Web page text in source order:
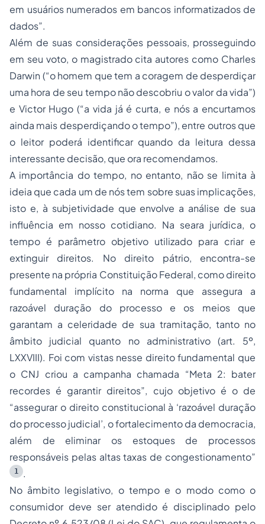
em usuários numerados em bancos informatizados de
dados”.
Além de suas considerações pessoais, prosseguindo
em seu voto, o magistrado cita autores como Charles
Darwin (“o homem que tem a coragem de desperdiçar
uma hora de seu tempo não descobriu o valor da vida”)
e Victor Hugo (“a vida já é curta, e nós a encurtamos
ainda mais desperdiçando o tempo”), entre outros que
o leitor poderá identificar quando da leitura dessa
interessante decisão, que ora recomendamos.
A importância do tempo, no entanto, não se limita à
ideia que cada um de nós tem sobre suas implicações,
isto e, à subjetividade que envolve a análise de sua
influência em nosso cotidiano. Na seara jurídica, o
tempo é parâmetro objetivo utilizado para criar e
extinguir direitos. No direito pátrio, encontra-se
presente na própria Constituição Federal, como direito
fundamental implícito na norma que assegura a
razoável duração do processo e os meios que
garantam a celeridade de sua tramitação, tanto no
âmbito judicial quanto no administrativo (art. 5º,
LXXVIII). Foi com vistas nesse direito fundamental que
o CNJ criou a campanha chamada “Meta 2: bater
recordes é garantir direitos”, cujo objetivo é o de
“assegurar o direito constitucional à ‘razoável duração
do processo judicial’, o fortalecimento da democracia,
além de eliminar os estoques de processos
responsáveis pelas altas taxas de congestionamento”
1
.
No âmbito legislativo, o tempo e o modo como o
consumidor deve ser atendido é disciplinado pelo